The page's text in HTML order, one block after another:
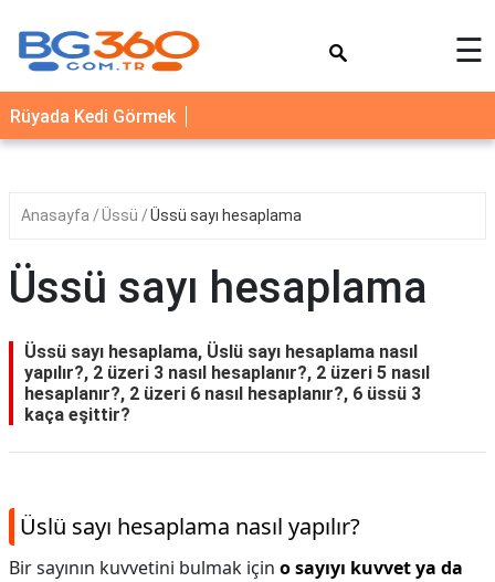
YEMEK
TARİFLERİ
SAĞLIK
☰
Rüyada Kedi Görmek
Anasayfa Üssü Üssü sayı hesaplama
Üssü sayı hesaplama
Üssü sayı hesaplama, Üslü sayı hesaplama nasıl
yapılır?, 2 üzeri 3 nasıl hesaplanır?, 2 üzeri 5 nasıl
hesaplanır?, 2 üzeri 6 nasıl hesaplanır?, 6 üssü 3
kaça eşittir?
Üslü sayı hesaplama nasıl yapılır?
Bir sayının kuvvetini bulmak için o sayıyı kuvvet ya da